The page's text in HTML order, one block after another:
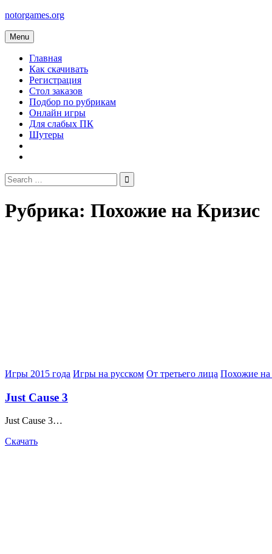
Skip
content
notorgames.org
Menu
Главная
Как скачивать
Регистрация
Стол заказов
Подбор по рубрикам
Онлайн игры
Для слабых ПК
Шутеры
Search
for:
Рубрика: Похожие на Кризис
Posted
Игры 2015 года Игры на русском От третьего лица Похожие на
Just Cause 3
Just Cause 3…
Скачать